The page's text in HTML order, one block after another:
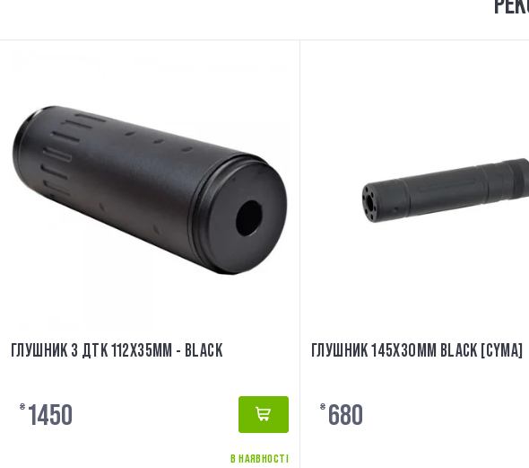
ГЛУШНИК З ДТК 112X35MM - BLACK
₴ 1450
В НАЯВНОСТІ
ГЛУШНИК 145X30MM BLACK [CYMA]
₴ 680